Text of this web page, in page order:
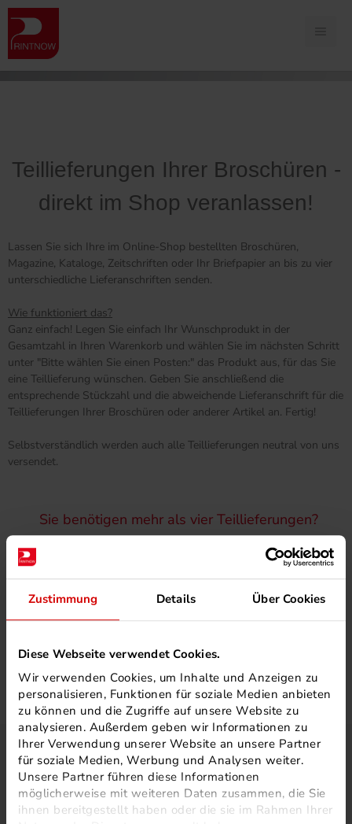
Zustimmung Details Über Cookies
Diese Webseite verwendet Cookies.
Wir verwenden Cookies, um Inhalte und Anzeigen zu
personalisieren, Funktionen für soziale Medien anbieten
zu können und die Zugriffe auf unsere Website zu
analysieren. Außerdem geben wir Informationen zu
Ihrer Verwendung unserer Website an unsere Partner
für soziale Medien, Werbung und Analysen weiter.
Unsere Partner führen diese Informationen
möglicherweise mit weiteren Daten zusammen, die Sie
ihnen bereitgestellt haben oder die sie im Rahmen Ihrer
Teillieferungen Ihrer Broschüren -
direkt im Shop veranlassen!
Lassen Sie sich Ihre im Online-Shop bestellten Broschüren,
Magazine, Kataloge, Zeitschriften oder Ihr Briefpapier an bis zu vier
unterschiedliche Lieferanschriften senden.
Wie funktioniert das?
Ganz einfach! Legen Sie einfach Ihr Wunschprodukt in der
Gesamtzahl in Ihren Warenkorb und wählen Sie im nächsten Schritt
unter "Bitte wählen Sie einen Posten:" das Produkt aus, für das Sie
eine Teillieferung wünschen. Geben Sie anschließend die
entsprechende Stückzahl und die abweichende Lieferanschrift für die
Teillieferungen Ihrer Broschüren oder anderer Artikel an. Fertig!
Selbstverständlich werden auch alle Teillieferungen neutral von uns
versendet.
Sie benötigen mehr als vier Teillieferungen?
Sollten Ihnen die maximal vier im Warenkorb auswählbaren
kontaktieren Sie bitte unser Printnow-Team
Wir machen Ihnen (fast) alles möglich - bis hin zumEinzelversand
KONTAKT
Silber Druck GmbH & Co. KG
Otto-Hahn-Straße 25
34253 Lohfelden